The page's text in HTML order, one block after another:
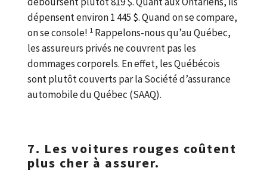
dépensent environ 1 445 $. Quand on se compare,
on se console! 1 Rappelons-nous qu’au Québec,
les assureurs privés ne couvrent pas les
dommages corporels. En effet, les Québécois
sont plutôt couverts par la Société d’assurance
automobile du Québec (SAAQ).
7. Les voitures rouges coûtent
plus cher à assurer.